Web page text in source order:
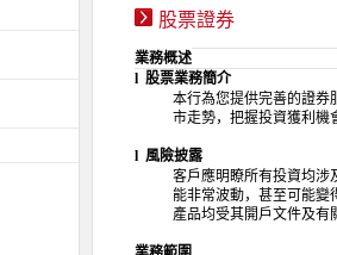
股票證券
業務概述
l 股票業務簡介
本行為您提供完善的證券
市走勢，把握投資獲利機
l 風險披露
客戶應明瞭所有投資均涉
能非常波動，甚至可能變
產品均受其開戶文件及有